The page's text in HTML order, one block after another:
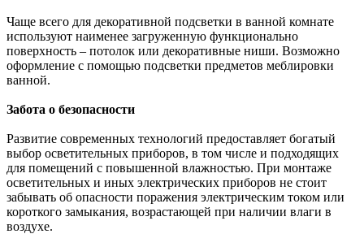
Чаще всего для декоративной подсветки в ванной комнате
используют наименее загруженную функционально
поверхность – потолок или декоративные ниши. Возможно
оформление с помощью подсветки предметов меблировки
ванной.
Забота о безопасности
Развитие современных технологий предоставляет богатый
выбор осветительных приборов, в том числе и подходящих
для помещений с повышенной влажностью. При монтаже
осветительных и иных электрических приборов не стоит
забывать об опасности поражения электрическим током или
короткого замыкания, возрастающей при наличии влаги в
воздухе.